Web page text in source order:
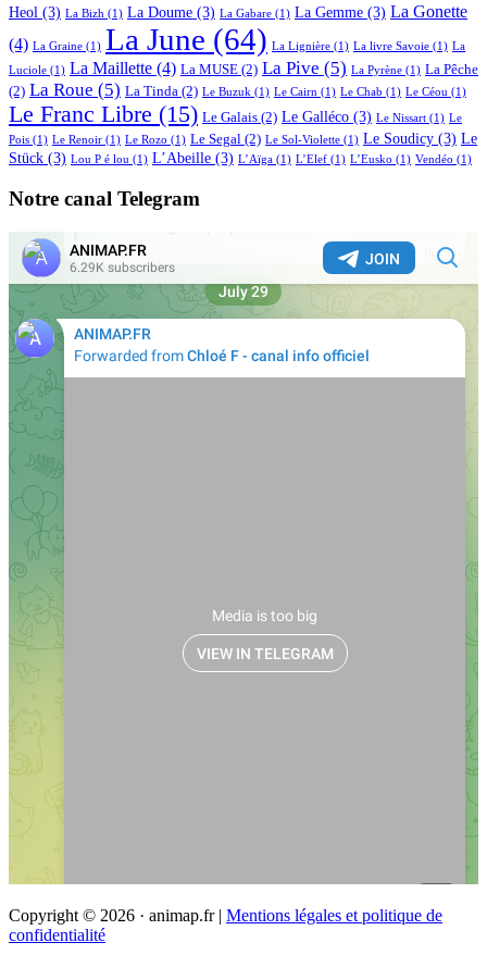
Heol (3) La Bizh (1) La Doume (3) La Gabare (1) La Gemme (3) La Gonette
(4) La Graine (1) La June (64) La Lignière (1) La livre Savoie (1) La
Luciole (1) La Maillette (4) La MUSE (2) La Pive (5) La Pyrène (1) La Pêche
(2) La Roue (5) La Tinda (2) Le Buzuk (1) Le Cairn (1) Le Chab (1) Le Céou (1)
Le Franc Libre (15) Le Galais (2) Le Galléco (3) Le Nissart (1) Le
Pois (1) Le Renoir (1) Le Rozo (1) Le Segal (2) Le Sol-Violette (1) Le Soudicy (3) Le
Stück (3) Lou P é lou (1) L’Abeille (3) L’Aïga (1) L’Elef (1) L’Eusko (1) Vendéo (1)
Notre canal Telegram
Copyright © 2026 · animap.fr | Mentions légales et politique de
confidentialité